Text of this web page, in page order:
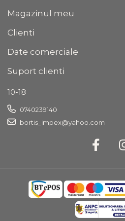
Magazinul meu
Clienti
Date comerciale
Suport clienti
10-18
0740239140
bortis_impex@yahoo.com